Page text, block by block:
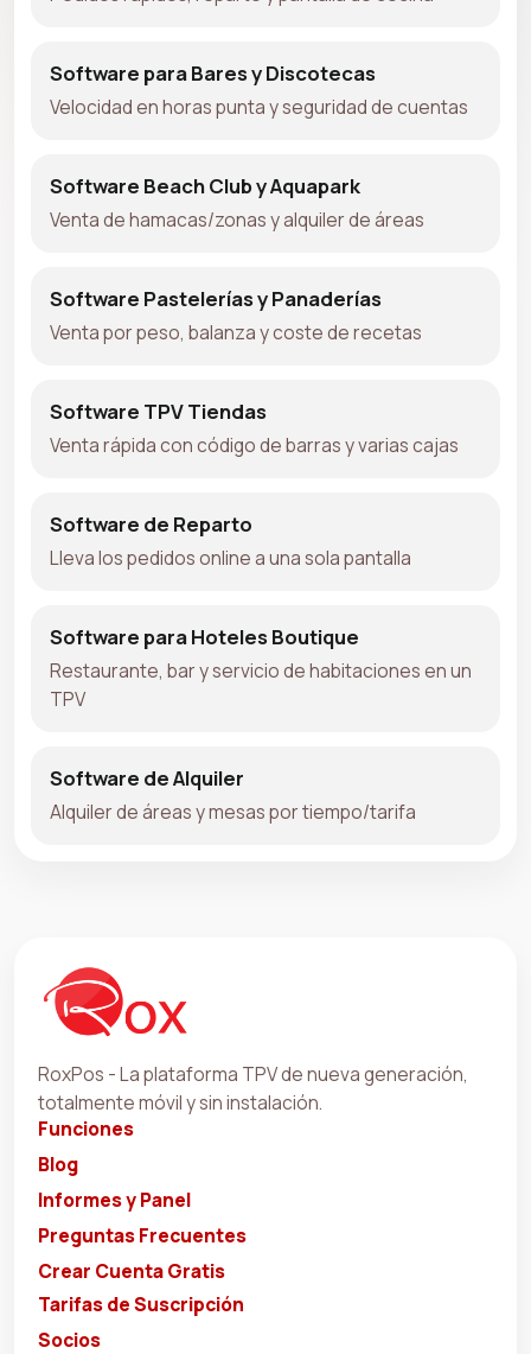
Software para Bares y Discotecas
Velocidad en horas punta y seguridad de cuentas
Software Beach Club y Aquapark
Venta de hamacas/zonas y alquiler de áreas
Software Pastelerías y Panaderías
Venta por peso, balanza y coste de recetas
Software TPV Tiendas
Venta rápida con código de barras y varias cajas
Software de Reparto
Lleva los pedidos online a una sola pantalla
Software para Hoteles Boutique
Restaurante, bar y servicio de habitaciones en un
TPV
Software de Alquiler
Alquiler de áreas y mesas por tiempo/tarifa
RoxPos - La plataforma TPV de nueva generación,
totalmente móvil y sin instalación.
Funciones
Blog
Informes y Panel
Preguntas Frecuentes
Crear Cuenta Gratis
Tarifas de Suscripción
Socios